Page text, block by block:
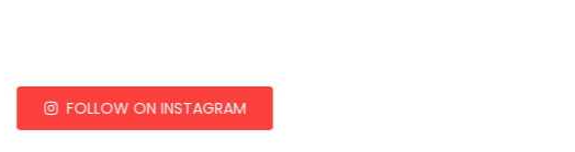
FOLLOW ON INSTAGRAM